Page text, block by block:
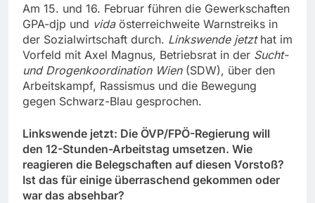
Am 15. und 16. Februar führen die Gewerkschaften
GPA-djp und vidaösterreichweite Warnstreiks in
der Sozialwirtschaft durch. Linkswende jetzthat im
Vorfeld mit Axel Magnus, Betriebsrat in der Sucht-
und Drogenkoordination Wien(SDW), über den
Arbeitskampf, Rassismus und die Bewegung
gegen Schwarz-Blau gesprochen.
Linkswende jetzt: Die ÖVP/FPÖ-Regierung will
den 12-Stunden-Arbeitstag umsetzen. Wie
reagieren die Belegschaften auf diesen Vorstoß?
Ist das für einige überraschend gekommen oder
war das absehbar?